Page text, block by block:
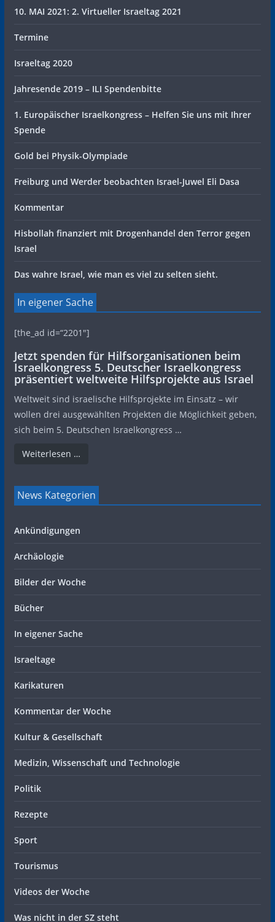
10. MAI 2021: 2. Virtueller Israeltag 2021
Termine
Israeltag 2020
Jahresende 2019 – ILI Spendenbitte
1. Europäischer Israelkongress – Helfen Sie uns mit Ihrer
Spende
Gold bei Physik-Olympiade
Freiburg und Werder beobachten Israel-Juwel Eli Dasa
Kommentar
Hisbollah finanziert mit Drogenhandel den Terror gegen
Israel
Das wahre Israel, wie man es viel zu selten sieht.
In eigener Sache
[the_ad id=“2201″]
Jetzt spenden für Hilfsorganisationen beim
Israelkongress 5. Deutscher Israelkongress
präsentiert weltweite Hilfsprojekte aus Israel
Weltweit sind israelische Hilfsprojekte im Einsatz – wir
wollen drei ausgewählten Projekten die Möglichkeit geben,
sich beim 5. Deutschen Israelkongress …
Weiterlesen …
News Kategorien
Ankündigungen
Archäologie
Bilder der Woche
Bücher
In eigener Sache
Israeltage
Karikaturen
Kommentar der Woche
Kultur & Gesellschaft
Medizin, Wissenschaft und Technologie
Politik
Rezepte
Sport
Tourismus
Videos der Woche
Was nicht in der SZ steht